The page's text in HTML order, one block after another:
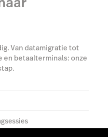
Van datamigratie tot
en betaalterminals: onze